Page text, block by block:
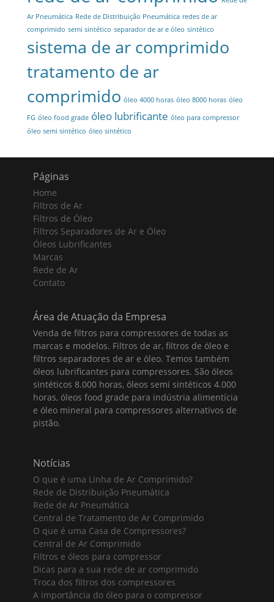
Ar Pneumática Rede de Distribuição Pneumática redes de ar
comprimido semi sintético separador de ar e óleo sintético
sistema de ar comprimido
tratamento de ar
comprimido óleo 4000 horas óleo 8000 horas óleo
FG óleo food grade óleo lubrificante óleo para compressor
óleo semi sintético óleo sintético
Páginas
Home
Filtros de Ar
Filtros de Óleo
Filtros Separadores de Ar e Óleo
Óleos Lubrificantes
Marcas
Rede de Ar
Contato
Área de Atuação da Empresa
Venda de filtros para compressores de todas as
marcas e modelos. Filtros de ar, filtros de óleo e
filtros separadores de ar e óleo. Temos também
óleos lubrificantes para compressores. São óleos
sintéticos 8.000 horas, óleos semi sintéticos 4.000
horas, óleos food grade para indústria alimentícia
e óleo mineral para compressores alternativos de
pistão.
Notícias
O que é uma Linha de Ar Comprimido?
Rede de Distribuição Pneumática
Rede de Ar Pneumática
Central de Tratamento de Ar Comprimido
O que é uma Casa de Compressores?
Central de Ar Comprimido
Filtros e óleos para compressor
Dicas para a sua rede de ar comprimido
Troca dos filtros dos compressores
A importância do óleo para o compressor